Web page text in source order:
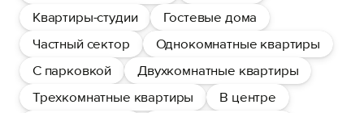
Квартиры-студии
Гостевые дома
Частный сектор
Однокомнатные квартиры
С парковкой
Двухкомнатные квартиры
Трехкомнатные квартиры
В центре